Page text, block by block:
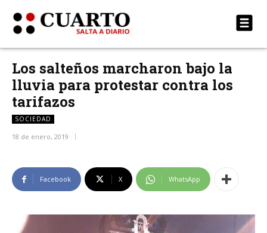
Los salteños marcharon bajo la
lluvia para protestar contra los
tarifazos
SOCIEDAD
18 de enero, 2019
Facebook X WhatsApp